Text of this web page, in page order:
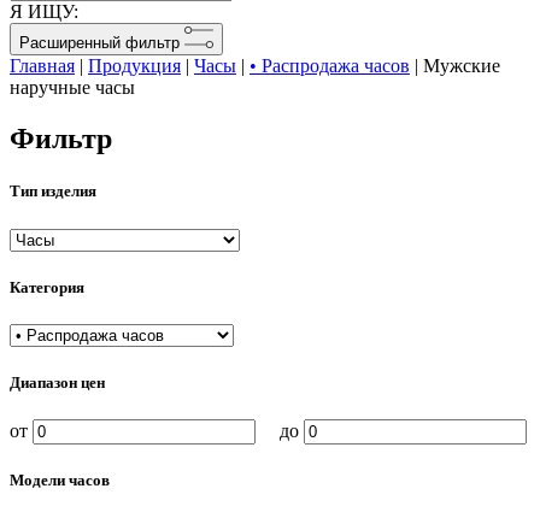
Я ИЩУ:
Расширенный фильтр
Главная | Продукция | Часы | • Распродажа часов | Мужские
наручные часы
Фильтр
Тип изделия
Категория
Диапазон цен
от до
Модели часов